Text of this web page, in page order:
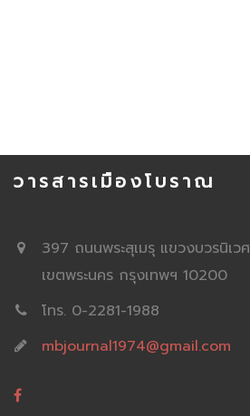
วารสารเมืองโบราณ
397 ถนนพระสุเมรุ แขวงบวรนิเวศ
เขตพระนคร กรุงเทพฯ 10200
โทร. 0-2281-1988
mbjournal1974@gmail.com